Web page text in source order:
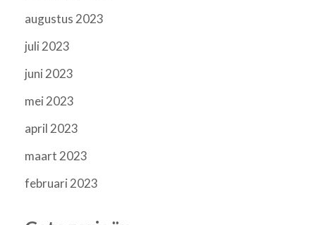
augustus 2023
juli 2023
juni 2023
mei 2023
april 2023
maart 2023
februari 2023